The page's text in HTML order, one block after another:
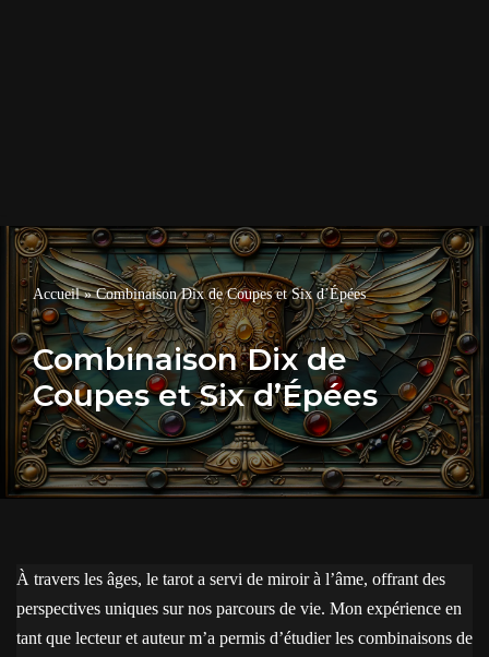
Accueil»Combinaison Dix de Coupes et Six d’Épées
Combinaison Dix de
Coupes et Six d’Épées
À travers les âges, le tarot a servi de miroir à l’âme, offrant des
perspectives uniques sur nos parcours de vie. Mon expérience en
tant que lecteur et auteur m’a permis d’étudier les combinaisons de